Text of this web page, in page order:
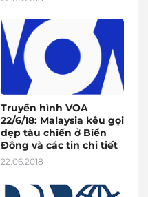
Truyền hình VOA
22/6/18: Malaysia kêu gọi
dẹp tàu chiến ở Biển
Đông và các tin chi tiết
22.06.2018